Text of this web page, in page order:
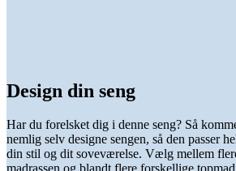
Design din seng
Har du forelsket dig i denne seng? Så
nemlig selv designe sengen, så den passer
din stil og dit soveværelse. Vælg mellem